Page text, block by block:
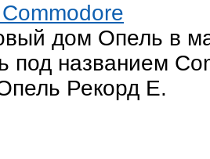
дом Опель в
под названием
Рекорд Е.